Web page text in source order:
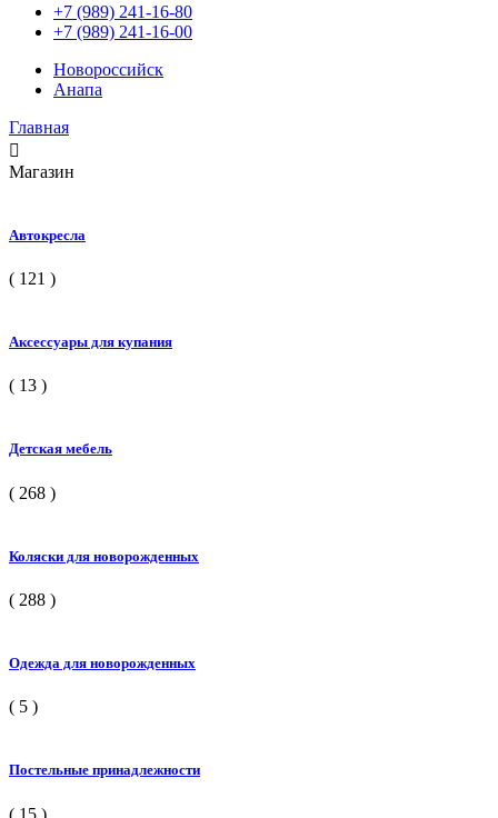
+7 (989) 241-16-80
+7 (989) 241-16-00
Новороссийск
Анапа
Главная
Магазин
Автокресла
( 121 )
Аксессуары для купания
( 13 )
Детская мебель
( 268 )
Коляски для новорожденных
( 288 )
Одежда для новорожденных
( 5 )
Постельные принадлежности
( 15 )